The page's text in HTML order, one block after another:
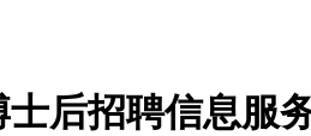
后招聘信息服务